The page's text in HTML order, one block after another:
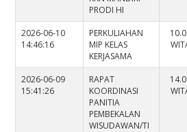
PRODI HI
2026-06-10
14:46:16
PERKULIAHAN
MIP KELAS
KERJASAMA
2026-06-09
15:41:26
RAPAT
KOORDINASI
PANITIA
PEMBEKALAN
WISUDAWAN/TI